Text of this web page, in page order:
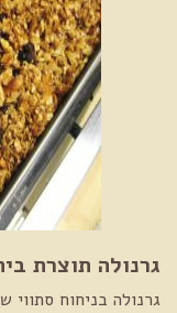
גרנולה תוצרת
גרנולה בניחוח סתווי